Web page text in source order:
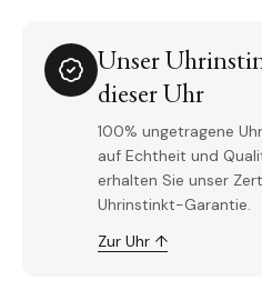
Unser
dieser Uhr
100% ungetragene
auf Echtheit und
erhalten Sie unser
Uhrinstinkt-Garantie.
Zur Uhr ↑